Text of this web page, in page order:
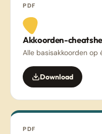
PDF
Akkoorden-
Alle basisakkoorden op
Download
PDF